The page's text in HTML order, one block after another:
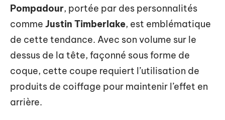
Pompadour, portée par des personnalités
comme Justin Timberlake, est emblématique
de cette tendance. Avec son volume sur le
dessus de la tête, façonné sous forme de
coque, cette coupe requiert l’utilisation de
produits de coiffage pour maintenir l’effet en
arrière.